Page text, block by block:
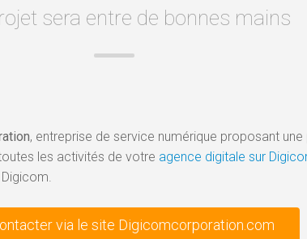
sera entre de bonnes mains
, entreprise de service numérique proposant
les activités de votre agence digitale sur
via le site Digicomcorporation.com